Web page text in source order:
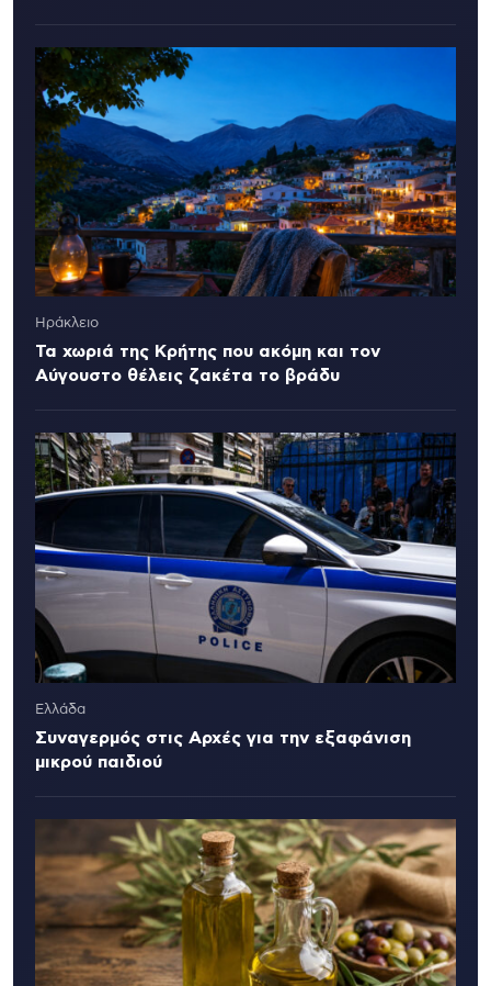
Ηράκλειο
Τα χωριά της Κρήτης που ακόμη και τον
Αύγουστο θέλεις ζακέτα το βράδυ
Ελλάδα
Συναγερμός στις Αρχές για την εξαφάνιση
μικρού παιδιού